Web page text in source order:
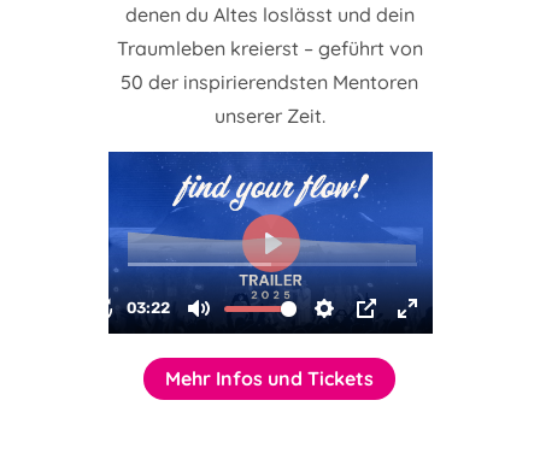
denen du Altes loslässt und dein
Traumleben kreierst – geführt von
50 der inspirierendsten Mentoren
unserer Zeit.
Mehr Infos und Tickets